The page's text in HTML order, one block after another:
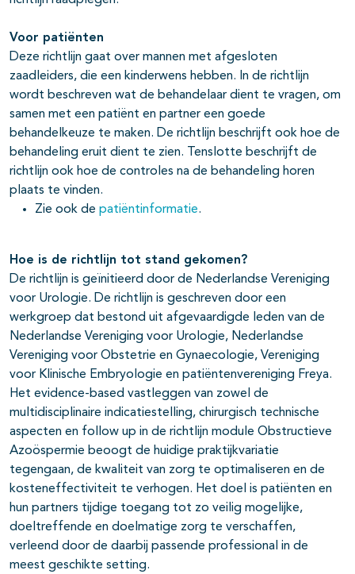
Voor patiënten
Deze richtlijn gaat over mannen met afgesloten
zaadleiders, die een kinderwens hebben. In de richtlijn
wordt beschreven wat de behandelaar dient te vragen, om
samen met een patiënt en partner een goede
behandelkeuze te maken. De richtlijn beschrijft ook hoe de
behandeling eruit dient te zien. Tenslotte beschrijft de
richtlijn ook hoe de controles na de behandeling horen
plaats te vinden.
Zie ook de patiëntinformatie.
Hoe is de richtlijn tot stand gekomen?
De richtlijn is geïnitieerd door de Nederlandse Vereniging
voor Urologie. De richtlijn is geschreven door een
werkgroep dat bestond uit afgevaardigde leden van de
Nederlandse Vereniging voor Urologie, Nederlandse
Vereniging voor Obstetrie en Gynaecologie, Vereniging
voor Klinische Embryologie en patiëntenvereniging Freya.
Het evidence-based vastleggen van zowel de
multidisciplinaire indicatiestelling, chirurgisch technische
aspecten en follow up in de richtlijn module Obstructieve
Azoöspermie beoogt de huidige praktijkvariatie
tegengaan, de kwaliteit van zorg te optimaliseren en de
kosteneffectiviteit te verhogen. Het doel is patiënten en
hun partners tijdige toegang tot zo veilig mogelijke,
doeltreffende en doelmatige zorg te verschaffen,
verleend door de daarbij passende professional in de
meest geschikte setting.